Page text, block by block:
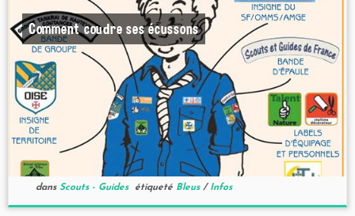
Comment coudre ses écussons
dans Scouts - Guides étiqueté Bleus / Infos